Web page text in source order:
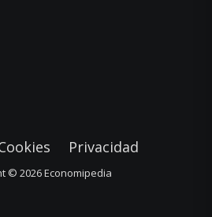
Privacidad
© 2026Economipedia